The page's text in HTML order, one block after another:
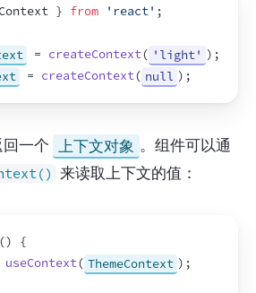
} from 'react' ;
= createContext( 'light' ) ;
= createContext( null ) ;
一个 上下文对象 。组件可以通
来读取上下文的值：
()
{
useContext( ThemeContext ) ;